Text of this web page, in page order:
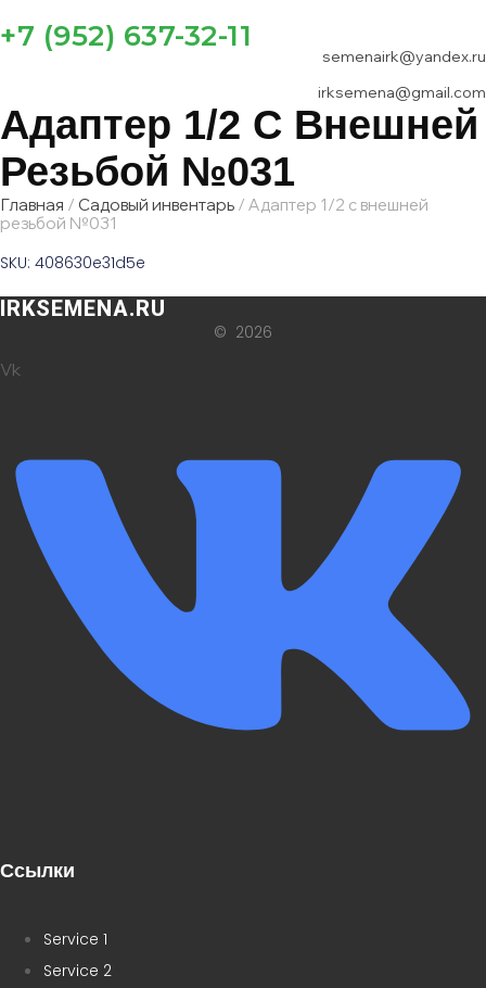
+7 (952) 637-32-11
semenairk@yandex.ru
irksemena@gmail.com
Адаптер 1/2 С Внешней
Резьбой №031
Главная / Садовый инвентарь / Адаптер 1/2 с внешней
резьбой №031
SKU: 408630e31d5e
IRKSEMENA.RU
© 2026
Vk
Ссылки
Service 1
Service 2